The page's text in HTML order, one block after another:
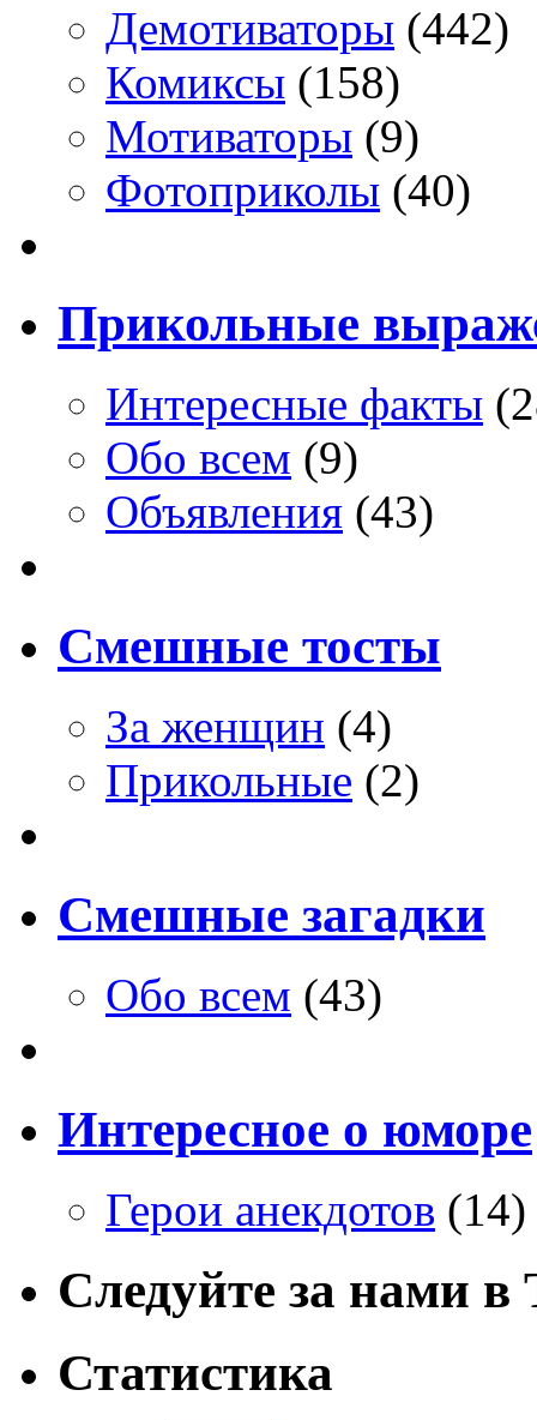
Демотиваторы (442)
Комиксы (158)
Мотиваторы (9)
Фотоприколы (40)
Прикольные
Интересные факты
Обо всем (9)
Объявления (43)
Смешные тосты
За женщин (4)
Прикольные (2)
Смешные загадки
Обо всем (43)
Интересное о юморе
Герои анекдотов (14)
Следуйте за нами
Статистика